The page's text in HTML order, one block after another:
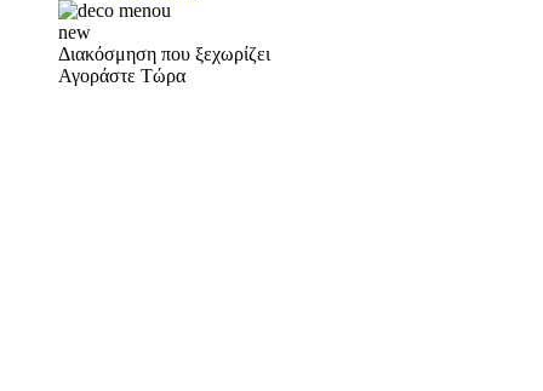
new
Διακόσμηση που ξεχωρίζει
Αγοράστε Τώρα